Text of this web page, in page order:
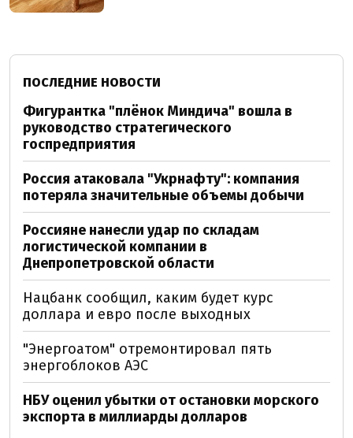
ПОСЛЕДНИЕ НОВОСТИ
Фигурантка "плёнок Миндича" вошла в
руководство стратегического
госпредприятия
Россия атаковала "Укрнафту": компания
потеряла значительные объемы добычи
Россияне нанесли удар по складам
логистической компании в
Днепропетровской области
Нацбанк сообщил, каким будет курс
доллара и евро после выходных
"Энергоатом" отремонтировал пять
энергоблоков АЭС
НБУ оценил убытки от остановки морского
экспорта в миллиарды долларов